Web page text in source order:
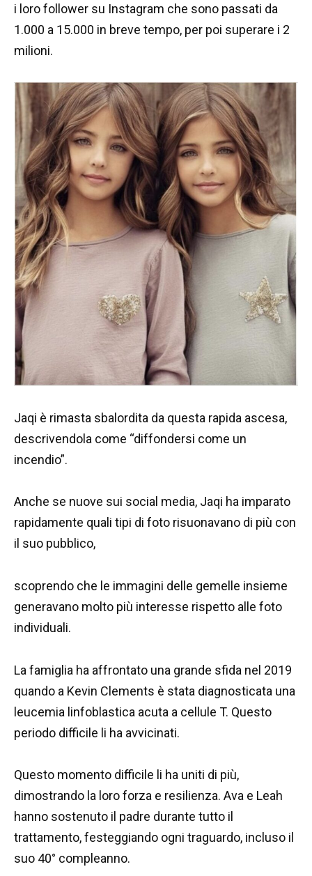
i loro follower su Instagram che sono passati da
1.000 a 15.000 in breve tempo, per poi superare i 2
milioni.
Jaqi è rimasta sbalordita da questa rapida ascesa,
descrivendola come “diffondersi come un
incendio”.
Anche se nuove sui social media, Jaqi ha imparato
rapidamente quali tipi di foto risuonavano di più con
il suo pubblico,
scoprendo che le immagini delle gemelle insieme
generavano molto più interesse rispetto alle foto
individuali.
La famiglia ha affrontato una grande sfida nel 2019
quando a Kevin Clements è stata diagnosticata una
leucemia linfoblastica acuta a cellule T. Questo
periodo difficile li ha avvicinati.
Questo momento difficile li ha uniti di più,
dimostrando la loro forza e resilienza. Ava e Leah
hanno sostenuto il padre durante tutto il
trattamento, festeggiando ogni traguardo, incluso il
suo 40° compleanno.